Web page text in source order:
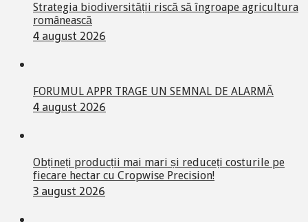
Strategia biodiversității riscă să îngroape agricultura
românească
4 august 2026
FORUMUL APPR TRAGE UN SEMNAL DE ALARMĂ
4 august 2026
Obțineți producții mai mari și reduceți costurile pe
fiecare hectar cu Cropwise Precision!
3 august 2026